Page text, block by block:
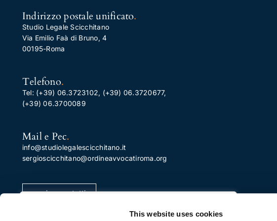
This website uses cookies
Indirizzo postale unificato.
Studio Legale Scicchitano
Via Emilio Faà di Bruno, 4
00195-Roma
Telefono.
Tel: (+39) 06.3723102, (+39) 06.3720677,
(+39) 06.3700089
Mail e Pec.
info@studiolegalescicchitano.it
sergioscicchitano@ordineavvocatiroma.org
pagina contatti